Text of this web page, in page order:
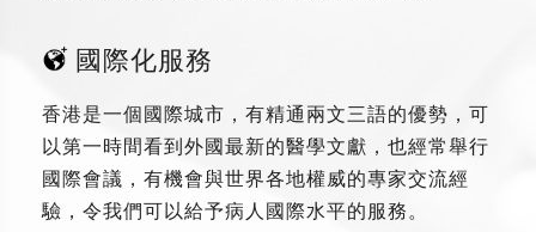
國際化服務
香港是一個國際城市，有精通兩文三語的優勢，可
以第一時間看到外國最新的醫學文獻，也經常舉行
國際會議，有機會與世界各地權威的專家交流經
驗，令我們可以給予病人國際水平的服務。